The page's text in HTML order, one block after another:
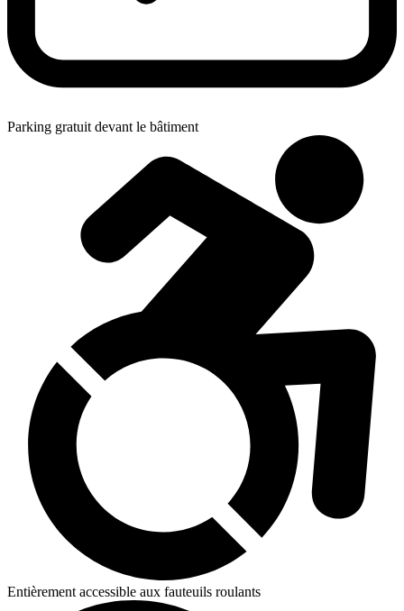
Parking gratuit devant le bâtiment
Entièrement accessible aux fauteuils roulants